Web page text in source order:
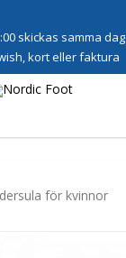
skickas samma dag
kort eller faktura
för kvinnor